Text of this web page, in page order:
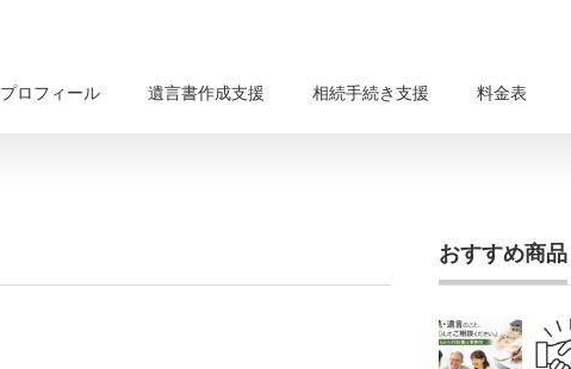
プロフィール 遺言書作成支援 相続手続き支援 料金表
おすすめ商品